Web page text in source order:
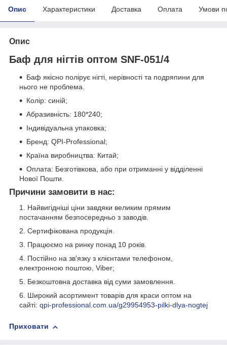
Опис Характеристики Доставка Оплата Умови
Опис
Баф для нігтів оптом SNF-051/4
Баф якісно полірує нігті, нерівності та подряпини для
нього не проблема.
Колір: синій;
Абразивність: 180*240;
Індивідуальна упаковка;
Бренд: QPI-Professional;
Країна виробництва: Китай;
Оплата: Безготівкова, або при отриманні у відділенні
Нової Пошти.
Причини замовити в нас:
Найвигідніші ціни завдяки великим прямим
постачанням безпосередньо з заводів.
Сертифікована продукція.
Працюємо на ринку понад 10 років.
Постійно на зв'язку з клієнтами телефоном,
електронною поштою, Viber;
Безкоштовна доставка від суми замовлення.
Широкий асортимент товарів для краси оптом на
сайті: qpi-professional.com.ua/g29954953-pilki-dlya-nogtej
Приховати